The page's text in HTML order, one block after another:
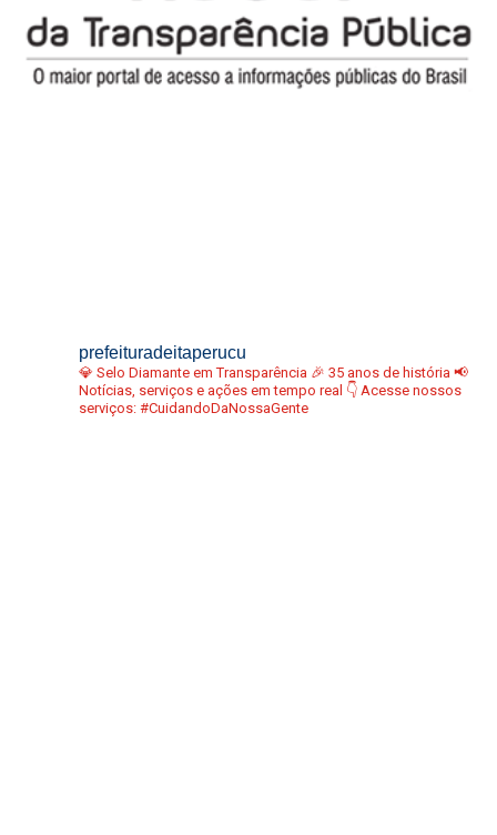
prefeituradeitaperucu
💎 Selo Diamante em Transparência 🎉 35 anos de história 📢
Notícias, serviços e ações em tempo real 👇 Acesse nossos
serviços: #CuidandoDaNossaGente